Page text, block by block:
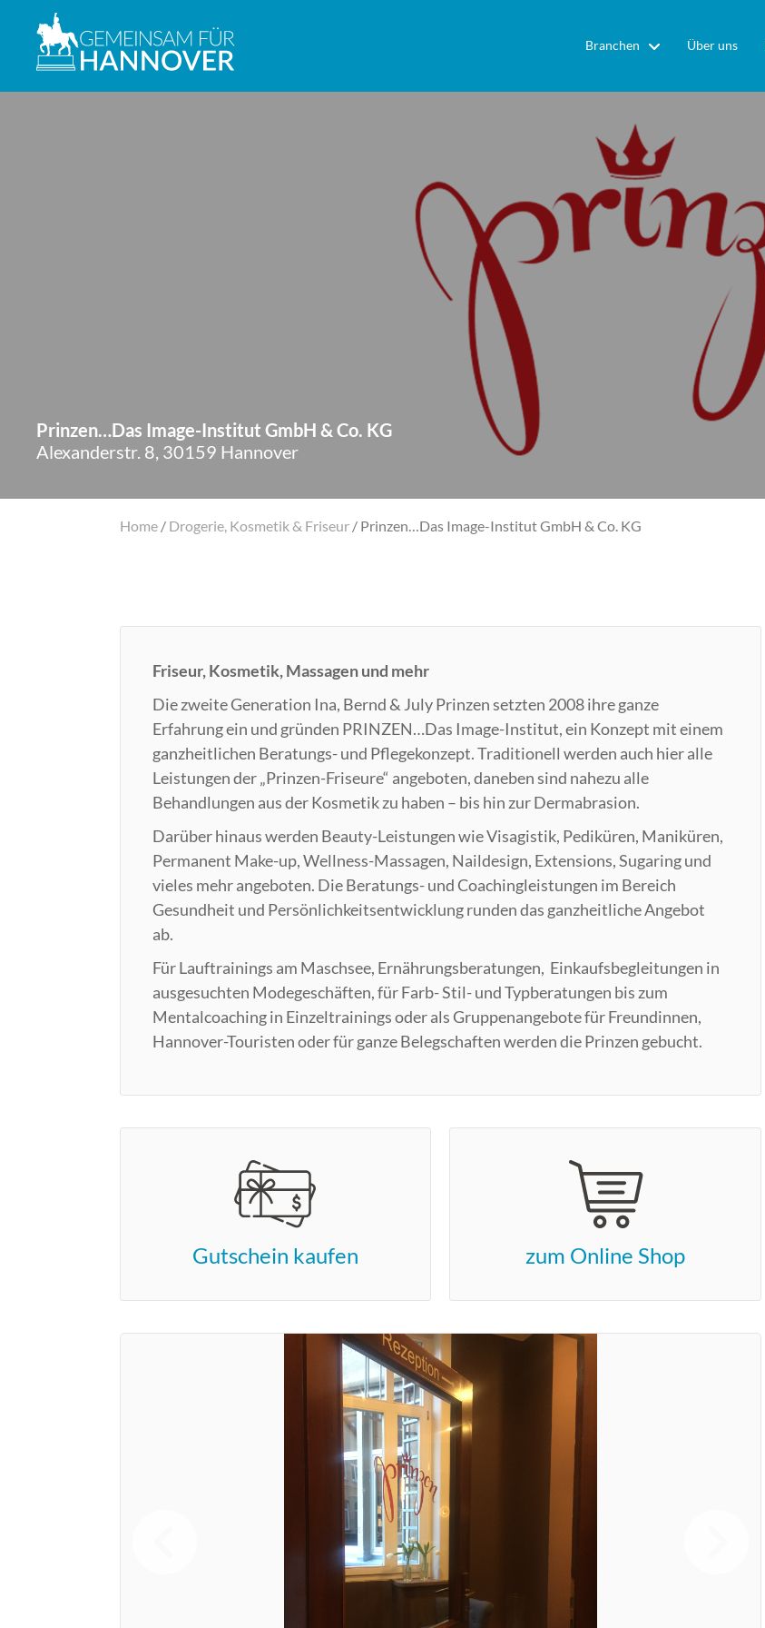
Branchen Über uns
Prinzen…Das Image-Institut GmbH & Co. KG
Alexanderstr. 8, 30159 Hannover
Home / Drogerie, Kosmetik & Friseur / Prinzen…Das Image-Institut GmbH & Co. KG
Friseur, Kosmetik, Massagen und mehr
Die zweite Generation Ina, Bernd & July Prinzen setzten 2008 ihre ganze
Erfahrung ein und gründen PRINZEN…Das Image-Institut, ein Konzept mit einem
ganzheitlichen Beratungs- und Pflegekonzept. Traditionell werden auch hier alle
Leistungen der „Prinzen-Friseure“ angeboten, daneben sind nahezu alle
Behandlungen aus der Kosmetik zu haben – bis hin zur Dermabrasion.
Darüber hinaus werden Beauty-Leistungen wie Visagistik, Pediküren, Maniküren,
Permanent Make-up, Wellness-Massagen, Naildesign, Extensions, Sugaring und
vieles mehr angeboten. Die Beratungs- und Coachingleistungen im Bereich
Gesundheit und Persönlichkeitsentwicklung runden das ganzheitliche Angebot
ab.
Für Lauftrainings am Maschsee, Ernährungsberatungen, Einkaufsbegleitungen in
ausgesuchten Modegeschäften, für Farb- Stil- und Typberatungen bis zum
Mentalcoaching in Einzeltrainings oder als Gruppenangebote für Freundinnen,
Hannover-Touristen oder für ganze Belegschaften werden die Prinzen gebucht.
Gutschein kaufen zum Online Shop